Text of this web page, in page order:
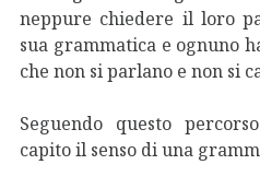
neppure chiedere il loro
sua grammatica e ognuno
che non si parlano e non si
Seguendo questo
capito il senso di una